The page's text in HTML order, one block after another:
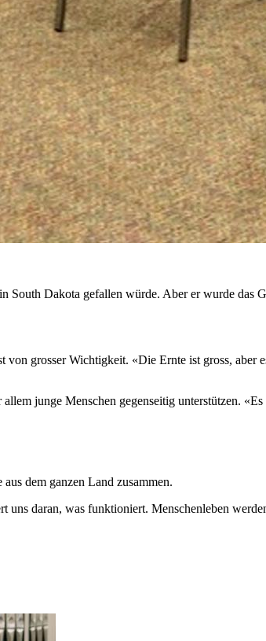
Dakota gefallen würde. Aber er wurde das
grosser Wichtigkeit. «Die Ernte ist gross, aber
junge Menschen gegenseitig unterstützen.
dem ganzen Land zusammen.
daran, was funktioniert. Menschenleben